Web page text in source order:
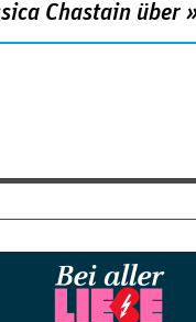
Chastain über